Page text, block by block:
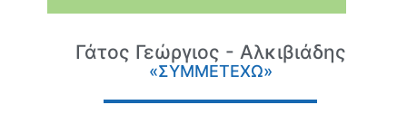
Γάτος Γεώργιος - Αλκιβιάδης
«ΣΥΜΜΕΤΕΧΩ»